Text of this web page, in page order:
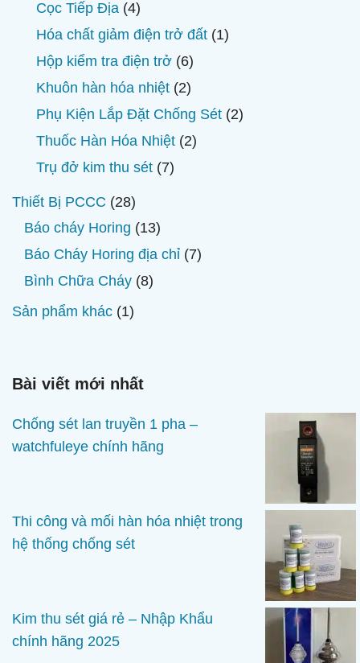
phẩm
Cọc Tiếp Địa 44
sản
phẩm
Hóa chất giảm điện trở đất 11
Hộp kiểm tra điện trở 66
sản
phẩm
Khuôn hàn hóa nhiệt 22
sản
phẩm
Phụ Kiện Lắp Đặt Chống Sét 22
Thuốc Hàn Hóa Nhiệt 22
Trụ đở kim thu sét 77
Thiết Bị PCCC 2828
sản
phẩm
Báo cháy Horing 1313
sản
Báo Cháy Horing địa chỉ 77
Bình Chữa Cháy 88
Sản phẩm khác 11
Bài viết mới nhất
Chống sét lan truyền 1 pha –
watchfuleye chính hãng
Thi công và mối hàn hóa nhiệt trong
hệ thống chống sét
Kim thu sét giá rẻ – Nhập Khẩu
chính hãng 2025